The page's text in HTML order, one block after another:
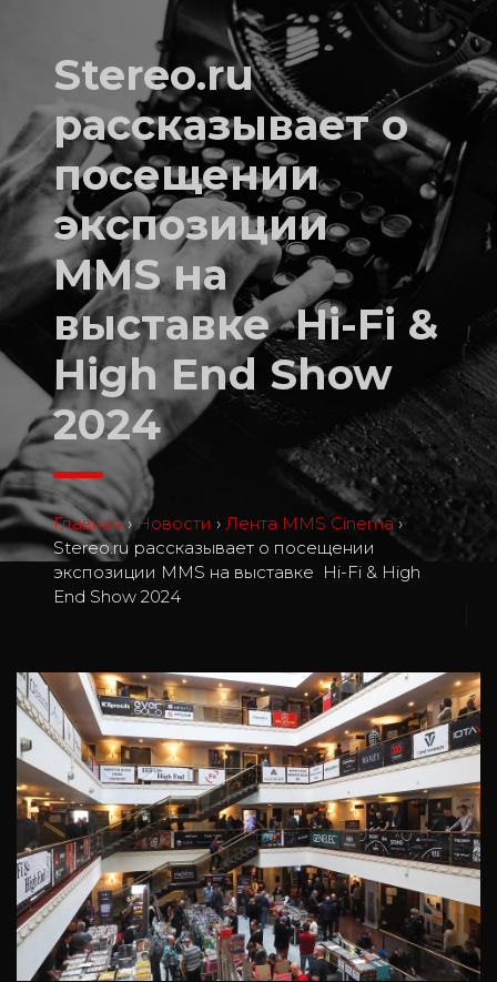
Stereo.ru
рассказывает о
посещении
экспозиции
MMS на
выставке Hi-Fi &
High End Show
2024
Главная › Новости › Лента MMS Cinema ›
Stereo.ru рассказывает о посещении
экспозиции MMS на выставке Hi-Fi & High
End Show 2024